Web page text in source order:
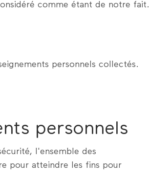
comme étant de notre fait.
personnels collectés.
personnels
l'ensemble des
pour atteindre les fins pour